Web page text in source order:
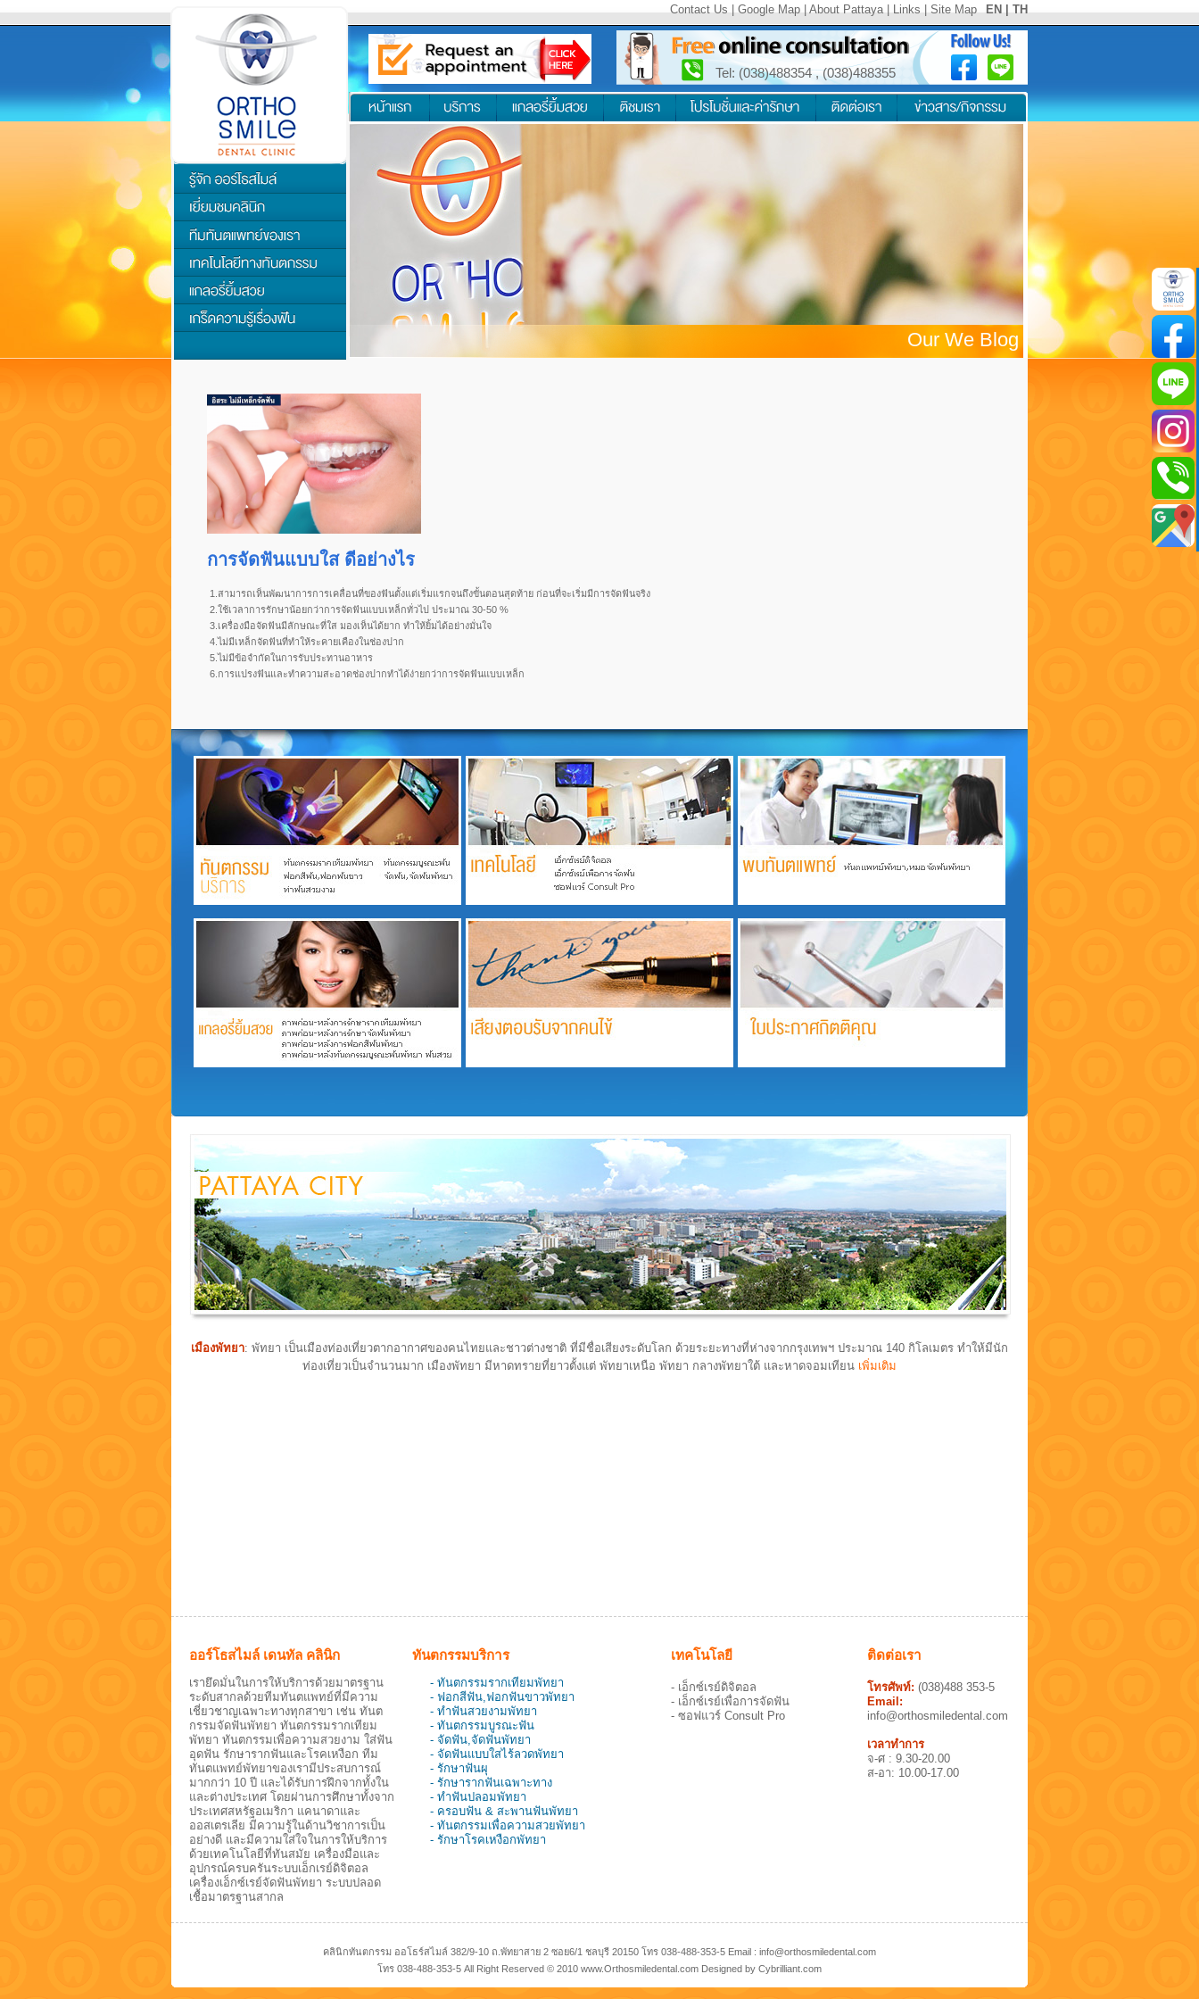
EN|TH
Contact Us|Google Map|About Pattaya|Links|Site Map
Tel: (038)488354,(038)488355
Our We Blog
การจัดฟันแบบใส ดีอย่างไร
1.สามารถเห็นพัฒนาการการเคลื่อนที่ของฟันตั้งแต่เริ่มแรกจนถึงขั้นตอนสุดท้าย ก่อนที่จะเริ่มมีการจัดฟันจริง
2.ใช้เวลาการรักษาน้อยกว่าการจัดฟันแบบเหล็กทั่วไป ประมาณ 30-50 %
3.เครื่องมือจัดฟันมีลักษณะที่ใส มองเห็นได้ยาก ทำให้ยิ้มได้อย่างมั่นใจ
4.ไม่มีเหล็กจัดฟันที่ทำให้ระคายเคืองในช่องปาก
5.ไม่มีข้อจำกัดในการรับประทานอาหาร
6. การแปรงฟันและทำความสะอาดช่องปากทำได้ง่ายกว่าการจัดฟันแบบเหล็ก
เมืองพัทยา: พัทยา เป็นเมืองท่องเที่ยวตากอากาศของคนไทยและชาวต่างชาติ ที่มีชื่อเสียงระดับโลก ด้วยระยะทางที่ห่างจากกรุงเทพฯ ประมาณ 140 กิโลเมตร ทำให้มีนัก
ท่องเที่ยวเป็นจำนวนมาก เมืองพัทยา มีหาดทรายที่ยาวตั้งแต่ พัทยาเหนือ พัทยา กลางพัทยาใต้ และหาดจอมเทียน เพิ่มเติม
ออร์โธสไมล์ เดนทัล คลินิก
เรายึดมั่นในการให้บริการด้วยมาตรฐาน
ระดับสากลด้วยทีมทันตแพทย์ที่มีความ
เชี่ยวชาญเฉพาะทางทุกสาขา เช่น ทันต
กรรมจัดฟันพัทยา ทันตกรรมรากเทียม
พัทยา ทันตกรรมเพื่อความสวยงาม ใส่ฟัน
อุดฟัน รักษารากฟันและโรคเหงือก ทีม
ทันตแพทย์พัทยาของเรามีประสบการณ์
มากกว่า 10 ปี และได้รับการฝึกจากทั้งใน
และต่างประเทศ โดยผ่านการศึกษาทั้งจาก
ประเทศสหรัฐอเมริกา แคนาดาและ
ออสเตรเลีย มีความรู้ในด้านวิชาการเป็น
อย่างดี และมีความใส่ใจในการให้บริการ
ด้วยเทคโนโลยีที่ทันสมัย เครื่องมือและ
อุปกรณ์ครบครันระบบเอ็กเรย์ดิจิตอล
เครื่องเอ็กซ์เรย์จัดฟันพัทยา ระบบปลอด
เชื้อมาตรฐานสากล
ทันตกรรมบริการ
- ทันตกรรมรากเทียมพัทยา
- ฟอกสีฟัน,ฟอกฟันขาวพัทยา
- ทำฟันสวยงามพัทยา
- ทันตกรรมบูรณะฟัน
- จัดฟัน,จัดฟันพัทยา
- จัดฟันแบบใสไร้ลวดพัทยา
- รักษาฟันผุ
- รักษารากฟันเฉพาะทาง
- ทำฟันปลอมพัทยา
- ครอบฟัน & สะพานฟันพัทยา
- ทันตกรรมเพื่อความสวยพัทยา
- รักษาโรคเหงือกพัทยา
เทคโนโลยี
- เอ็กซ์เรย์ดิจิตอล
- เอ็กซ์เรย์เพื่อการจัดฟัน
- ซอฟแวร์ Consult Pro
ติดต่อเรา
โทรศัพท์: (038)488 353-5
Email:
info@orthosmiledental.com
เวลาทำการ
จ-ศ : 9.30-20.00
ส-อา: 10.00-17.00
คลินิกทันตกรรม ออโธร์สไมล์ 382/9-10 ถ.พัทยาสาย 2 ซอย6/1 ชลบุรี 20150 โทร 038-488-353-5 Email : info@orthosmiledental.com
โทร 038-488-353-5 All Right Reserved © 2010 www.Orthosmiledental.com Designed by Cybrilliant.com